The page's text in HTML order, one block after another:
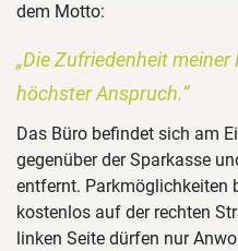
dem Motto:
„Die Zufriedenheit
höchster Anspruch.“
Das Büro befindet sich am
gegenüber der Sparkasse
entfernt. Parkmöglichkeiten
kostenlos auf der rechten
linken Seite dürfen nur